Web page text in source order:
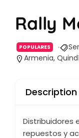
Rally
POPULARES
Armenia,
Description
Distribuidores
repuestos y